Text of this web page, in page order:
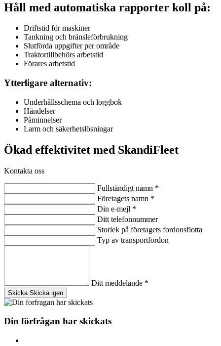
Håll med automatiska rapporter koll på:
Driftstid för maskiner
Tankning och bränsleförbrukning
Slutförda uppgifter per område
Traktortillbehörs arbetstid
Förares arbetstid
Ytterligare alternativ:
Underhållsschema och loggbok
Händelser
Påminnelser
Larm och säkerhetslösningar
Ökad effektivitet med SkandiFleet
Kontakta oss
Fullständigt namn *
Företagets namn *
Din e-mejl *
Ditt telefonnummer
Storlek på företagets fordonsflotta
Typ av transportfordon
Ditt meddelande *
Skicka Skicka igen
Din förfrågan har skickats